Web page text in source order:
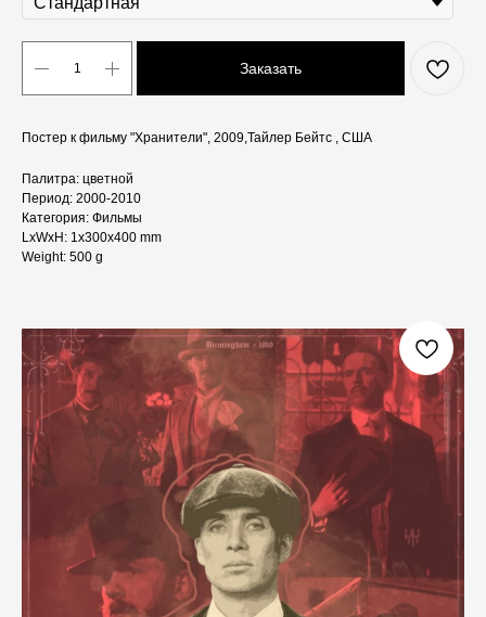
Заказать
Постер к фильму "Хранители", 2009,Тайлер Бейтс , США
Палитра: цветной
Период: 2000-2010
Категория: Фильмы
LxWxH: 1x300x400 mm
Weight: 500 g